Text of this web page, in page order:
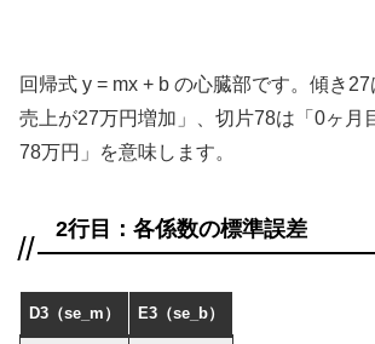
回帰式 y = mx + b の心臓部です。傾き
売上が27万円増加」、切片78は「0ヶ月
78万円」を意味します。
2行目：各係数の標準誤差
D3（se_m） E3（se_b）